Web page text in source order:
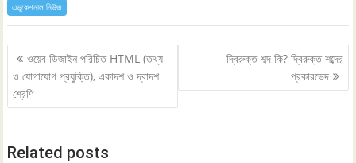
এডুকেশনাল নিউজ
Post
navigation
ওয়েব ডিজাইন পরিচিত HTML (তথ্য
ও যোগাযোগ প্রযুক্তি), একাদশ ও দ্বাদশ
শ্রেণি
দ্বিরুক্ত শব্দ কি? দ্বিরুক্ত শব্দের
প্রকারভেদ
Related posts